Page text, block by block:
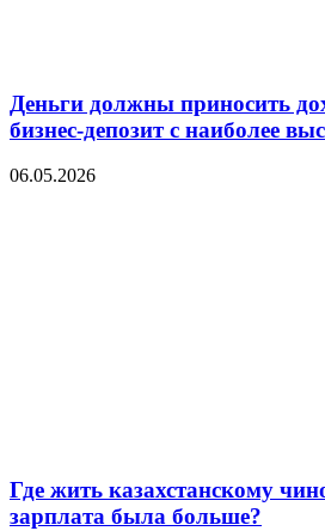
Деньги должны приносить
бизнес-депозит с наиболее
06.05.2026
Где жить казахстанскому
зарплата была больше?